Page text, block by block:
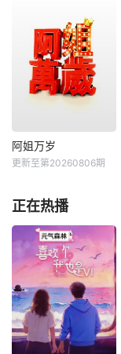
阿姐万岁
更新至第20260806期
正在热播